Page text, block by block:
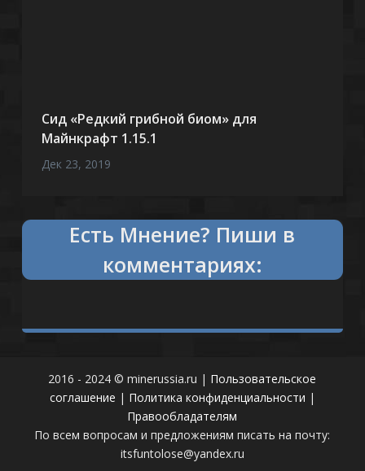
Сид «Редкий грибной биом» для
Майнкрафт 1.15.1
Дек 23, 2019
Естьчто сказать?Пиши в
комментариях:
2016 - 2024 © minerussia.ru | Пользовательское
соглашение | Политика конфиденциальности |
Правообладателям
По всем вопросам и предложениям писать на почту:
itsfuntolose@yandex.ru